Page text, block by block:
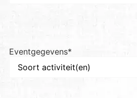
Eventgegevens*